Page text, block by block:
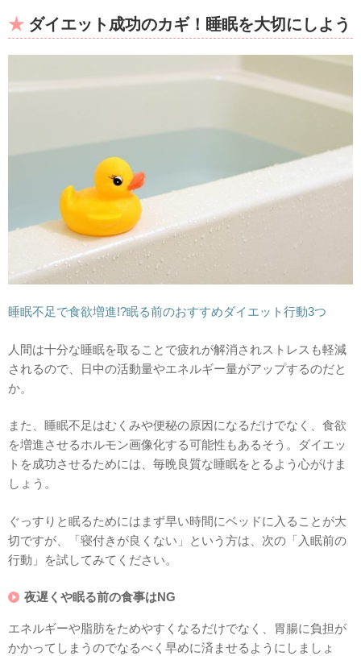
ダイエット成功のカギ！睡眠を大切にしよう
睡眠不足で食欲増進!?眠る前のおすすめダイエット行動3つ
人間は十分な睡眠を取ることで疲れが解消されストレスも軽減
されるので、日中の活動量やエネルギー量がアップするのだと
か。
また、睡眠不足はむくみや便秘の原因になるだけでなく、食欲
を増進させるホルモン画像化する可能性もあるそう。ダイエッ
トを成功させるためには、毎晩良質な睡眠をとるよう心がけま
しょう。
ぐっすりと眠るためにはまず早い時間にベッドに入ることが大
切ですが、「寝付きが良くない」という方は、次の「入眠前の
行動」を試してみてください。
夜遅くや眠る前の食事はNG
エネルギーや脂肪をためやすくなるだけでなく、胃腸に負担が
かかってしまうのでなるべく早めに済ませるようにしましょ